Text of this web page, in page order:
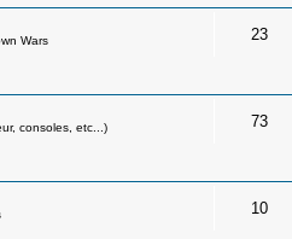
Wars 23
consoles, etc...) 73
10